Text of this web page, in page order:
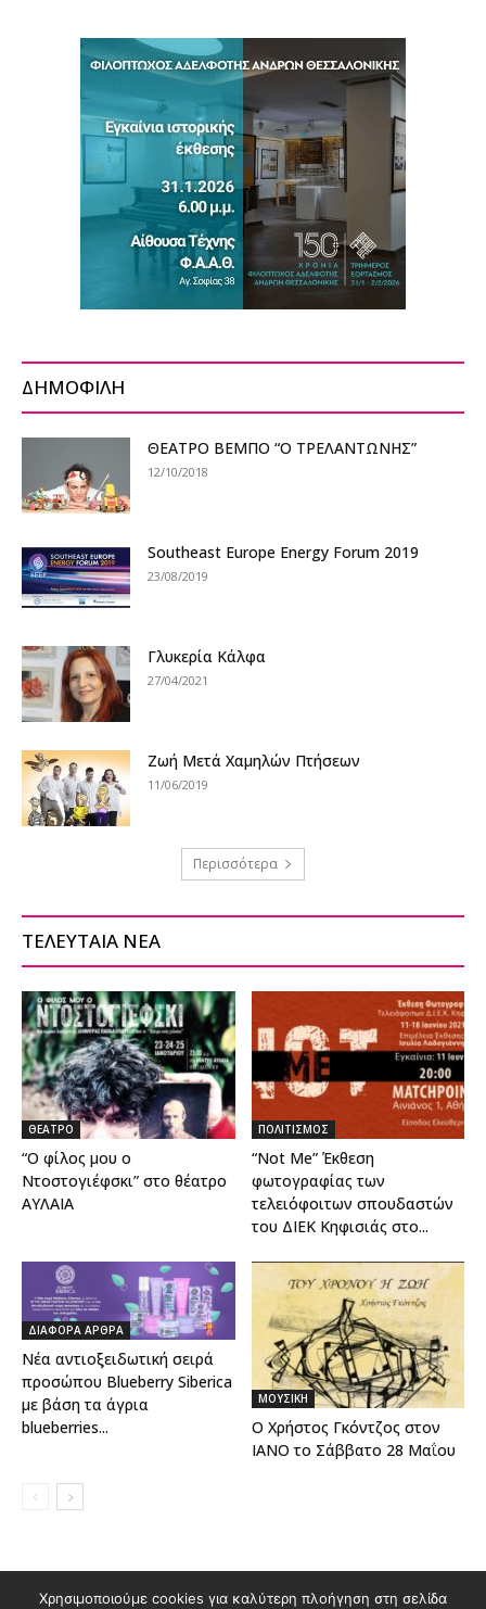
ΔΗΜΟΦΙΛΗ
ΘΕΑΤΡΟ ΒΕΜΠΟ “Ο ΤΡΕΛΑΝΤΩΝΗΣ”
12/10/2018
Southeast Europe Energy Forum 2019
23/08/2019
Γλυκερία Κάλφα
27/04/2021
Ζωή Μετά Χαμηλών Πτήσεων
11/06/2019
Περισσότερα
ΤΕΛΕΥΤΑΙΑ ΝΕΑ
ΘΕΑΤΡΟ
“Ο φίλος μου ο
Ντοστογιέφσκι” στο θέατρο
ΑΥΛΑΙΑ
ΠΟΛΙΤΙΣΜΟΣ
“Not Me” Έκθεση
φωτογραφίας των
τελειόφοιτων σπουδαστών
του ΔΙΕΚ Κηφισιάς στο...
ΔΙΑΦΟΡΑ ΑΡΘΡΑ
Νέα αντιοξειδωτική σειρά
προσώπου Blueberry Siberica
με βάση τα άγρια
blueberries...
ΜΟΥΣΙΚΗ
Ο Χρήστος Γκόντζος στον
ΙΑΝΟ το Σάββατο 28 Μαΐου
Διαφημιστείτε στο Polis Magazino
Χρησιμοποιούμε cookies για καλύτερη πλοήγηση στη σελίδα